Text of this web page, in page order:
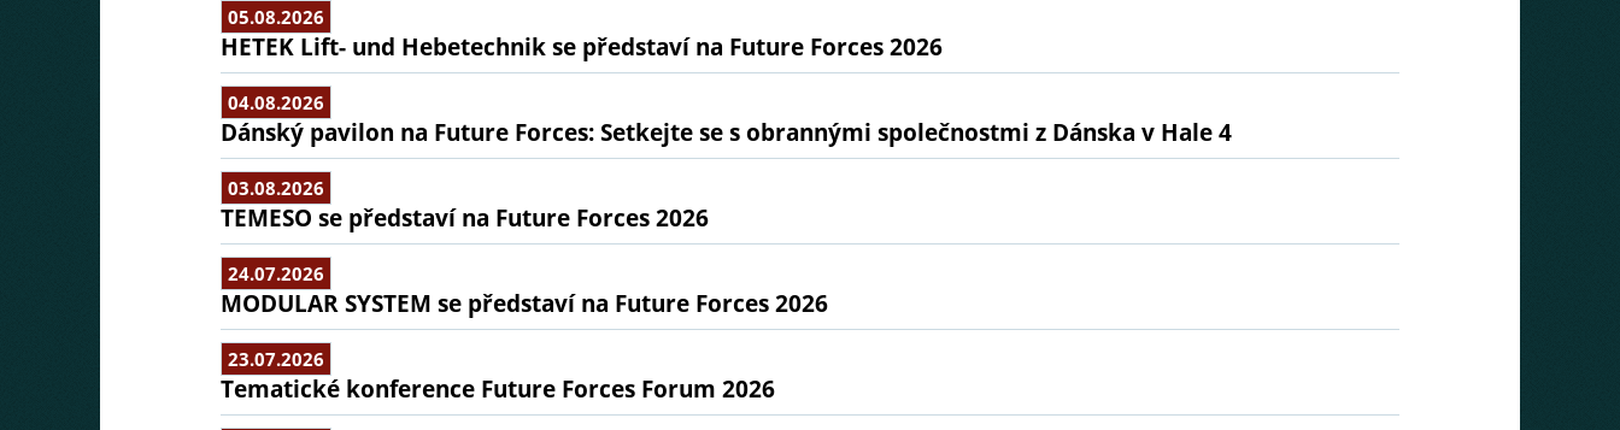
05.08.2026
HETEK Lift- und Hebetechnik se představí na Future Forces 2026
04.08.2026
Dánský pavilon na Future Forces: Setkejte se s obrannými společnostmi z Dánska v Hale 4
03.08.2026
TEMESO se představí na Future Forces 2026
24.07.2026
MODULAR SYSTEM se představí na Future Forces 2026
23.07.2026
Tematické konference Future Forces Forum 2026